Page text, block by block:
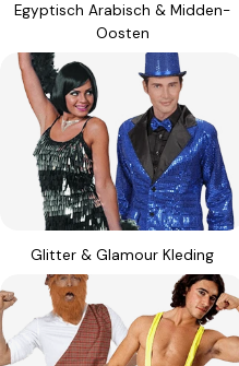
Egyptisch Arabisch & Midden-
Oosten
Glitter & Glamour Kleding